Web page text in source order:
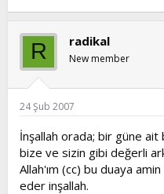
R radikal
New member
24 Şub 2007
İnşallah orada; bir güne ait
bize ve sizin gibi değerli
Allah'ım (cc) bu duaya
eder inşallah.